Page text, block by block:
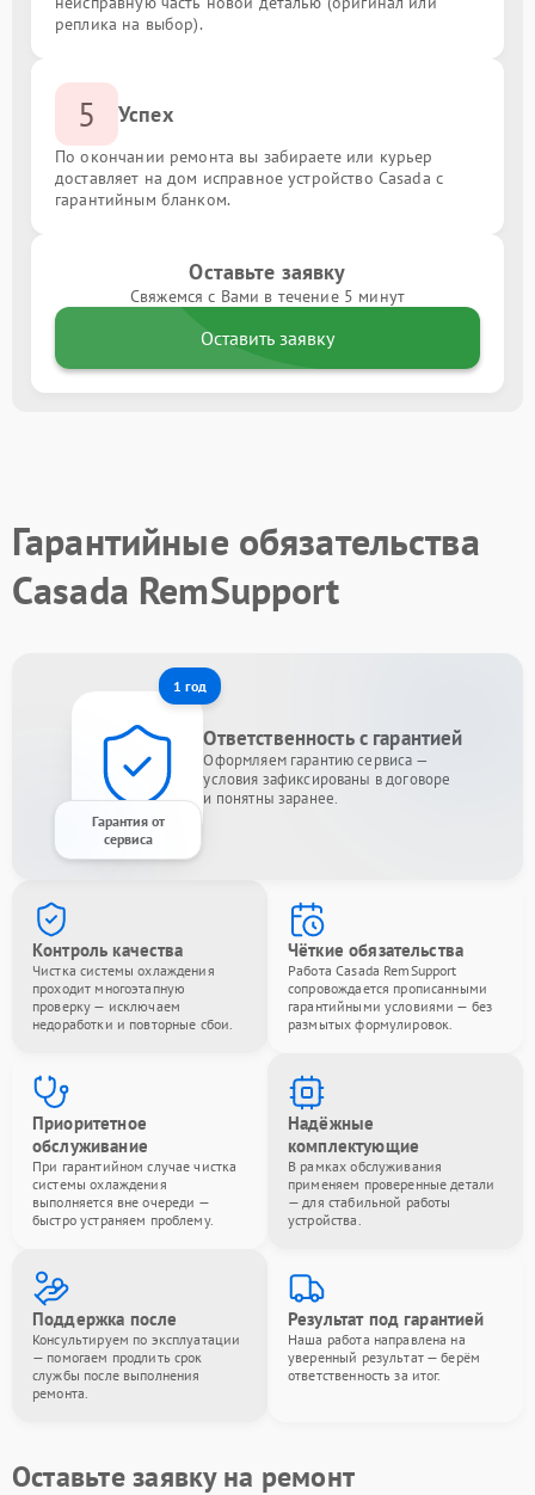
реплика на выбор).
5 Успех
По окончании ремонта вы забираете или курьер
доставляет на дом исправное устройство Casada с
гарантийным бланком.
Оставьте заявку
Свяжемся с Вами в течение 5 минут
Оставить заявку
Гарантийные обязательства
Casada RemSupport
1 год
Гарантия от
сервиса
Ответственность с гарантией
Оформляем гарантию сервиса —
условия зафиксированы в договоре
и понятны заранее.
Контроль качества
Чистка системы охлаждения
проходит многоэтапную
проверку — исключаем
недоработки и повторные сбои.
Чёткие обязательства
Работа Casada RemSupport
сопровождается прописанными
гарантийными условиями — без
размытых формулировок.
Приоритетное
обслуживание
При гарантийном случае чистка
системы охлаждения
выполняется вне очереди —
быстро устраняем проблему.
Надёжные
комплектующие
В рамках обслуживания
применяем проверенные детали
— для стабильной работы
устройства.
Поддержка после
Консультируем по эксплуатации
— помогаем продлить срок
службы после выполнения
ремонта.
Результат под гарантией
Наша работа направлена на
уверенный результат — берём
ответственность за итог.
Оставьте заявку на ремонт